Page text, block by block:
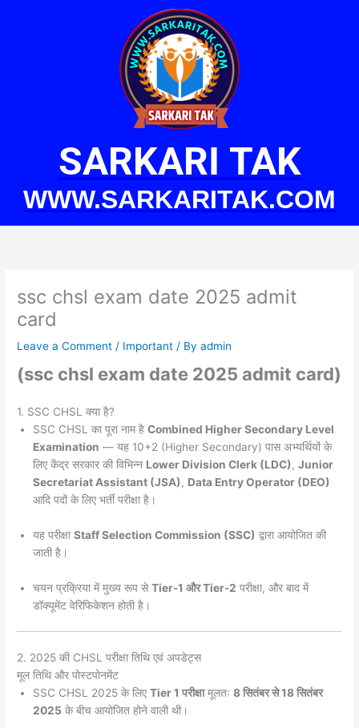
SARKARI TAK
WWW.SARKARITAK.COM
ssc chsl exam date 2025 admit
card
Leave a Comment / Important / Byadmin
(ssc chsl exam date 2025 admit card)
1. SSC CHSL क्या है?
SSC CHSL का पूरा नाम हैCombined Higher Secondary Level
Examination — यह 10+2 (Higher Secondary) पास अभ्यर्थियों के
लिए केंद्र सरकार की विभिन्न Lower Division Clerk (LDC),Junior
Secretariat Assistant (JSA), Data Entry Operator (DEO)
आदि पदों के लिए भर्ती परीक्षा है।
यह परीक्षाStaff Selection Commission (SSC) द्वारा आयोजित की
जाती है।
चयन प्रक्रिया में मुख्य रूप सेTier-1 और Tier-2 परीक्षा, और बाद में
डॉक्यूमेंट वेरिफिकेशन होती है।
2. 2025 की CHSL परीक्षा तिथि एवं अपडेट्स
मूल तिथि और पोस्टपोनमेंट
SSC CHSL 2025 के लिएTier 1 परीक्षामूलतः8 सितंबर से 18 सितंबर
2025 के बीच आयोजित होने वाली थी।